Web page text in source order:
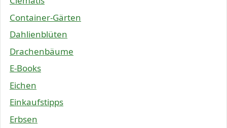
Container-Gärten
Dahlienblüten
Drachenbäume
E-Books
Eichen
Einkaufstipps
Erbsen